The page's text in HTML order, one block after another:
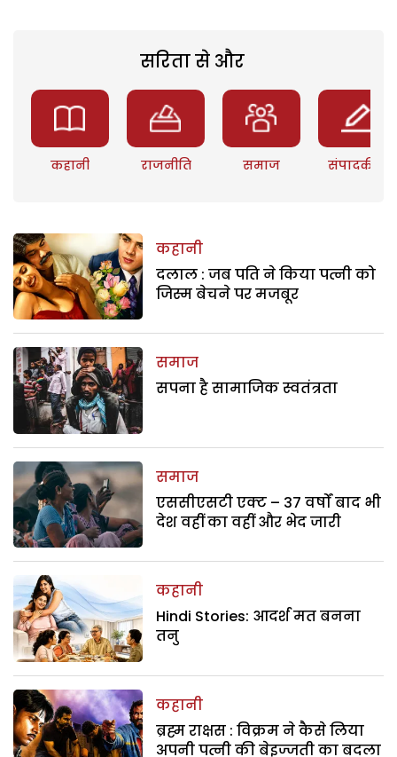
सरिता से और
कहानी राजनीति समाज संपादकीय
कहानी
दलाल : जब पति ने किया पत्नी को
जिस्म बेचने पर मजबूर
समाज
सपना है सामाजिक स्वतंत्रता
समाज
एससीएसटी एक्ट – 37 वर्षों बाद भी
देश वहीं का वहीं और भेद जारी
कहानी
Hindi Stories: आदर्श मत बनना
तनु
कहानी
ब्रह्म राक्षस : विक्रम ने कैसे लिया
अपनी पत्नी की बेइज्जती का बदला